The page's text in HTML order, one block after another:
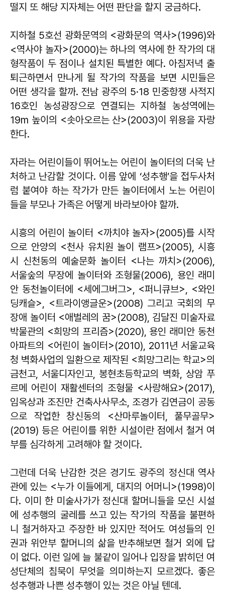
떨지 또 해당 지자체는 어떤 판단을 할지 궁금하다.
지하철 5호선 광화문역의 <광화문의 역사>(1996)와
<역사야 놀자>(2000)는 하나의 역사에 한 작가의 대
형작품이 두 점이나 설치된 특별한 예다. 아침저녁 출
퇴근하면서 만나게 될 작가의 작품을 보면 시민들은
어떤 생각을 할까. 전남 광주의 5·18 민중항쟁 사적지
16호인 농성광장으로 연결되는 지하철 농성역에는
19m 높이의 <솟아오르는 산>(2003)이 위용을 자랑
한다.
자라는 어린이들이 뛰어노는 어린이 놀이터의 더욱 난
처하고 난감할 것이다. 이름 앞에 ‘성추행’을 접두사처
럼 붙여야 하는 작가가 만든 놀이터에서 노는 어린이
들을 부모나 가족은 어떻게 바라보아야 할까.
시흥의 어린이 놀이터 <까치야 놀자>(2005)를 시작
으로 안양의 <천사 유치원 놀이 램프>(2005), 시흥
시 신천동의 예술문화 놀이터 <나는 까치>(2006),
서울숲의 무장에 놀이터와 조형물(2006), 용인 래미
안 동천놀이터에 <세에그버그>, <퍼니큐브>, <와인
딩캐슬>, <트라이앵글운>(2008) 그리고 국회의 무
장애 놀이터 <애벌레의 꿈>(2008), 김달진 미술자료
박물관의 <희망의 프리즘>(2020), 용인 래미안 동천
아파트의 <어린이 놀이터>(2010), 2011년 서울교육
청 벽화사업의 일환으로 제작된 <희망그리는 학교>의
금천고, 서울디자인고, 봉현초등학교의 벽화, 상암 푸
르메 어린이 재활센터의 조형물 <사랑해요>(2017),
임옥상과 조진만 건축사사무소, 조경가 김연금이 공동
으로 작업한 창신동의 <산마루놀이터, 풀무골무>
(2019) 등은 어린이를 위한 시설이란 점에서 철거 여
부를 심각하게 고려해야 할 것이다.
그런데 더욱 난감한 것은 경기도 광주의 정신대 역사
관에 있는 <누가 이들에게, 대지의 어머니>(1998)이
다. 이미 한 미술사가가 정신대 할머니들을 모신 시설
에 성추행의 굴레를 쓰고 있는 작가의 작품을 불편하
니 철거하자고 주장한 바 있지만 적어도 여성들의 인
권과 위안부 할머니의 삶을 반추해보면 철거 외에 답
이 없다. 이런 일에 늘 불같이 일어나 입장을 밝히던 여
성단체의 침묵이 무엇을 의미하는지 모르겠다. 좋은
성추행과 나쁜 성추행이 있는 것은 아닐 텐데.